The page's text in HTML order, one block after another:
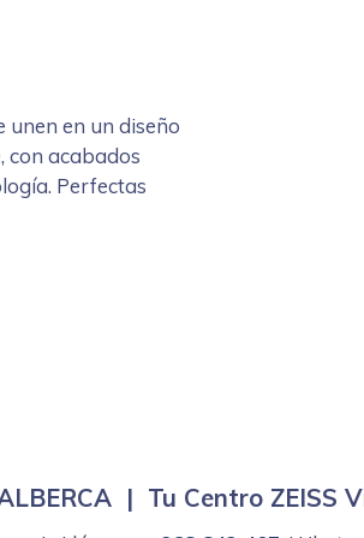
unen en un diseño
con acabados
Perfectas
| Tu Centro ZEISS